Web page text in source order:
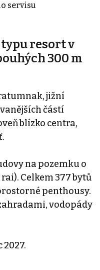
servisu
resort v
300 m
jižní
částí
blízko centra,
na pozemku o
Celkem 377 bytů
penthousy.
vodopády